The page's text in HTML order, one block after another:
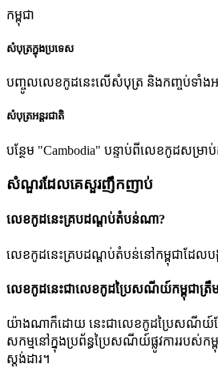
កម្ពុជា
សំបុត្រក្នុងប្រទេស
បញ្ចូលលេខកូដនេះលើសំបុត្រ និងកញ្ចប់ទាំងអស់
សំបុត្រអន្តរជាតិ
បន្ថែម "Cambodia" បន្ទាប់ពីលេខកូដសម្រាប់
សំណួរដែលគេសួរញឹកញាប់
លេខកូដនេះគ្របដណ្តប់តំបន់ណា?
លេខកូដនេះគ្របដណ្តប់តំបន់នៅកម្ពុជាដែលប
លេខកូដនេះជាលេខកូដប្រៃសណីយ៍កម្ពុជាត្រឹម
យ៉ាងណាក៏ដោយ នេះជាលេខកូដប្រៃសណីយ៍
សកម្មនៅក្នុងប្រព័ន្ធប្រៃសណីយ៍ផ្លូវការរបស់កម្ពុ
ស្តង់ដារ។